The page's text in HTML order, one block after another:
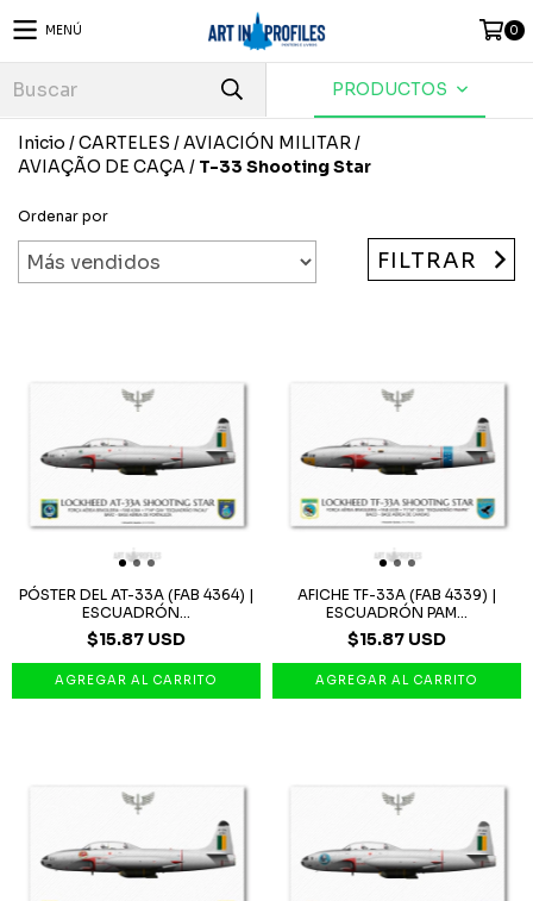
MENÚ 0
PRODUCTOS
Inicio /CARTELES /AVIACIÓN MILITAR/
AVIAÇÃO DE CAÇA / T-33 Shooting Star
Ordenar por
FILTRAR
PÓSTER DEL AT-33A (FAB 4364) |
ESCUADRÓN...
$15.87 USD
AFICHE TF-33A (FAB 4339) |
ESCUADRÓN PAM...
$15.87 USD